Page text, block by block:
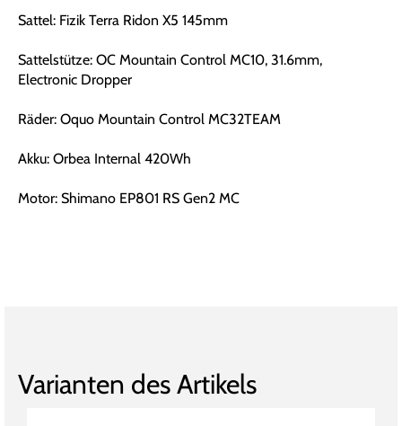
Sattel: Fizik Terra Ridon X5 145mm
Sattelstütze: OC Mountain Control MC10, 31.6mm,
Electronic Dropper
Räder: Oquo Mountain Control MC32TEAM
Akku: Orbea Internal 420Wh
Motor: Shimano EP801 RS Gen2 MC
Varianten des Artikels